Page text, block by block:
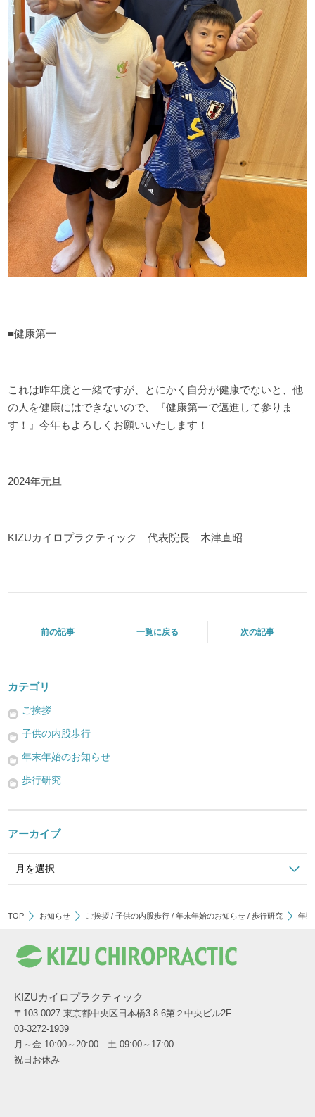
■健康第一
これは昨年度と一緒ですが、とにかく自分が健康でないと、他
の人を健康にはできないので、『健康第一で邁進して参りま
す！』今年もよろしくお願いいたします！
2024年元旦
KIZUカイロプラクティック 代表院長 木津直昭
前の記事 一覧に戻る 次の記事
カテゴリ
ご挨拶
子供の内股歩行
年末年始のお知らせ
歩行研究
アーカイブ
TOP お知らせ ご挨拶 /子供の内股歩行 /年末年始のお知らせ /歩行研究 年
KIZUカイロプラクティック
〒103-0027 東京都中央区日本橋3-8-6第２中央ビル2F
03-3272-1939
月～金 10:00～20:00 土 09:00～17:00
祝日お休み